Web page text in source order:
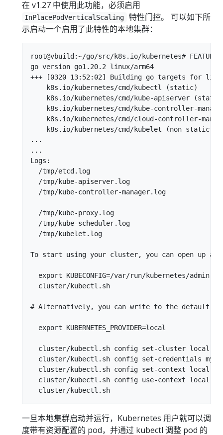
在 v1.27 中使用此功能，必须启用
InPlacePodVerticalScaling
特性门控。 可以如下所
示启动一个启用了此特性的本地集群：
root@vbuild:~/go/src/k8s.io/kubernetes#
go version go1.20.2 linux/arm64
+++ [0320 13:52:02] Building go targets for
    k8s.io/kubernetes/cmd/kubectl (static)
k8s.io/kubernetes/cmd/kube-apiserver
k8s.io/kubernetes/cmd/kube-controller-
k8s.io/kubernetes/cmd/cloud-controller-
    k8s.io/kubernetes/cmd/kubelet (non-static)
...
...
Logs:
  /tmp/etcd.log
  /tmp/kube-apiserver.log
  /tmp/kube-controller-manager.log
  /tmp/kube-proxy.log
  /tmp/kube-scheduler.log
  /tmp/kubelet.log
To start using your cluster, you can open up
export KUBECONFIG=/var/run/kubernetes/
  cluster/kubectl.sh
# Alternatively, you can write to the default
  export KUBERNETES_PROVIDER=local
cluster/kubectl.sh config set-cluster local
cluster/kubectl.sh config set-credentials
cluster/kubectl.sh config set-context local
  cluster/kubectl.sh config use-context local
一旦本地集群启动并运行，Kubernetes 用户就可以调
度带有资源配置的 pod，并通过 kubectl 调整 pod 的